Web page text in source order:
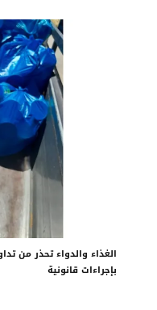
الغذاء والدواء تحذر من
بإجراءات قانونية